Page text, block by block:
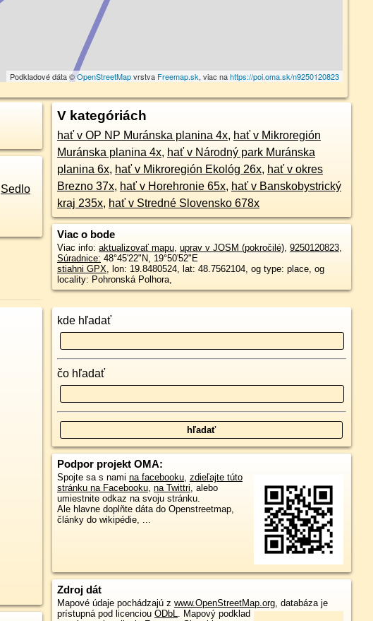
Podkladové dáta ©OpenStreetMapvrstva Freemap.sk, viac nahttps://poi.oma.sk/n9250120823
Sedlo
V kategóriách
hať v OP NP Muránska planina 4x, hať v Mikroregión
Muránska planina 4x, hať v Národný park Muránska
planina 6x, hať v Mikroregión Ekológ 26x, hať v okres
Brezno 37x, hať v Horehronie 65x, hať v Banskobystrický
kraj 235x, hať v Stredné Slovensko 678x
Viac o bode
Viac info: aktualizovať mapu, uprav v JOSM (pokročilé), 9250120823,
Súradnice: 48°45'22"N, 19°50'52"E
stiahni GPX, lon: 19.8480524, lat: 48.7562104, og type: place, og
locality: Pohronská Polhora,
kde hľadať
čo hľadať
Podpor projekt OMA:
Spojte sa s nami na facebooku, zdieľajte túto
stránku na Facebooku, na Twittri, alebo
umiestnite odkaz na svoju stránku.
Ale hlavne doplňte dáta do Openstreetmap,
články do wikipédie, ...
Zdroj dát
Mapové údaje pochádzajú z www.OpenStreetMap.org, databáza je
prístupná pod licenciou ODbL. Mapový podklad